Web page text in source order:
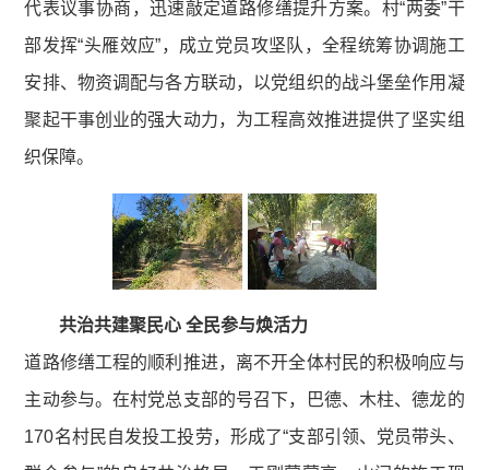
代表议事协商，迅速敲定道路修缮提升方案。村“两委”干
部发挥“头雁效应”，成立党员攻坚队，全程统筹协调施工
安排、物资调配与各方联动，以党组织的战斗堡垒作用凝
聚起干事创业的强大动力，为工程高效推进提供了坚实组
织保障。
共治共建聚民心 全民参与焕活力
道路修缮工程的顺利推进，离不开全体村民的积极响应与
主动参与。在村党总支部的号召下，巴德、木柱、德龙的
170名村民自发投工投劳，形成了“支部引领、党员带头、